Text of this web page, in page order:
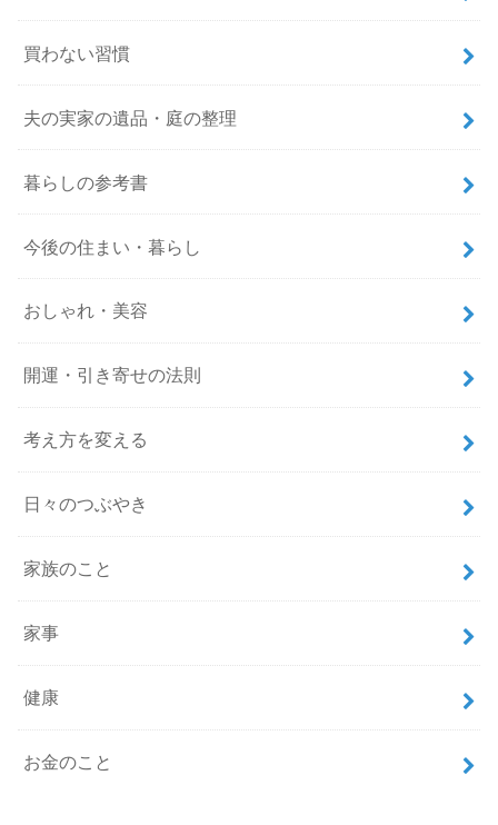
買わない習慣
夫の実家の遺品・庭の整理
暮らしの参考書
今後の住まい・暮らし
おしゃれ・美容
開運・引き寄せの法則
考え方を変える
日々のつぶやき
家族のこと
家事
健康
お金のこと